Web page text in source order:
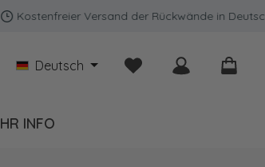
Versand der Rückwände in
Deutsch Du hast 0 Produkte
INFO